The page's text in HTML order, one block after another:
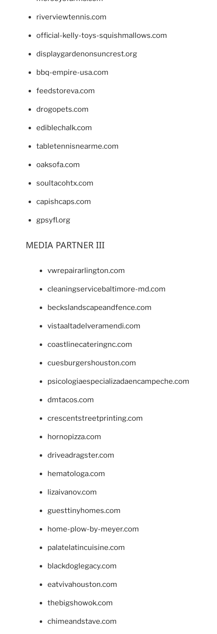
riverviewtennis.com
official-kelly-toys-squishmallows.com
displaygardenonsuncrest.org
bbq-empire-usa.com
feedstoreva.com
drogopets.com
ediblechalk.com
tabletennisnearme.com
oaksofa.com
soultacohtx.com
capishcaps.com
gpsyfl.org
MEDIA PARTNER III
vwrepairarlington.com
cleaningservicebaltimore-md.com
beckslandscapeandfence.com
vistaaltadelveramendi.com
coastlinecateringnc.com
cuesburgershouston.com
psicologiaespecializadaencampeche.com
dmtacos.com
crescentstreetprinting.com
hornopizza.com
driveadragster.com
hematologa.com
lizaivanov.com
guesttinyhomes.com
home-plow-by-meyer.com
palatelatincuisine.com
blackdoglegacy.com
eatvivahouston.com
thebigshowok.com
chimeandstave.com